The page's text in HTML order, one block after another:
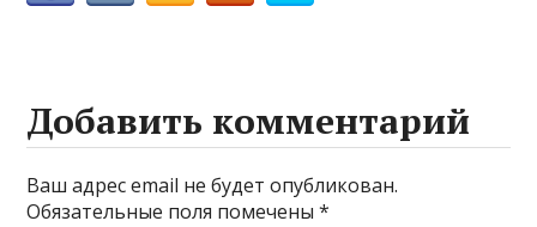
Добавить комментарий
Ваш адрес email не будет опубликован.
Обязательные поля помечены*